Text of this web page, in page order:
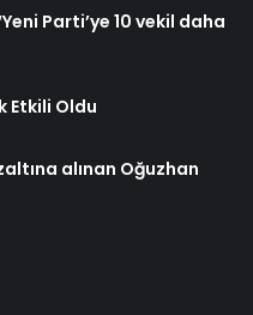
Parti’ye 10 vekil daha
Etkili Oldu
alınan Oğuzhan